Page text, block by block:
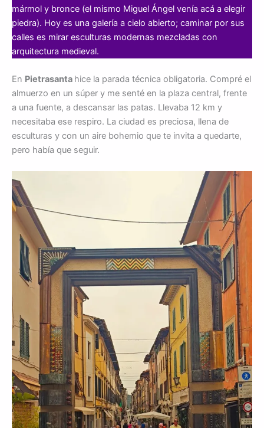
mármol y bronce (el mismo Miguel Ángel venía acá a elegir
piedra). Hoy es una galería a cielo abierto; caminar por sus
calles es mirar esculturas modernas mezcladas con
arquitectura medieval.
En Pietrasanta hice la parada técnica obligatoria. Compré el
almuerzo en un súper y me senté en la plaza central, frente
a una fuente, a descansar las patas. Llevaba 12 km y
necesitaba ese respiro. La ciudad es preciosa, llena de
esculturas y con un aire bohemio que te invita a quedarte,
pero había que seguir.